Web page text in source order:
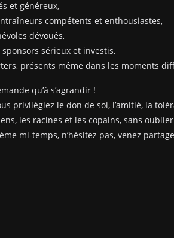
et généreux,
compétents et enthousiastes,
dévoués,
sérieux et investis,
présents même dans les moments
qu’à s’agrandir !
privilégiez le don de soi, l’amitié, la
les racines et les copains, sans
mi-temps, n’hésitez pas, venez